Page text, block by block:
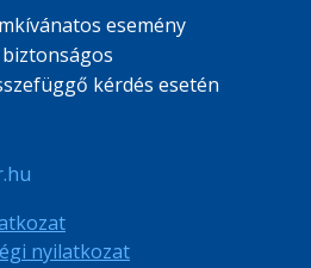
esemény
kérdés esetén
nyilatkozat